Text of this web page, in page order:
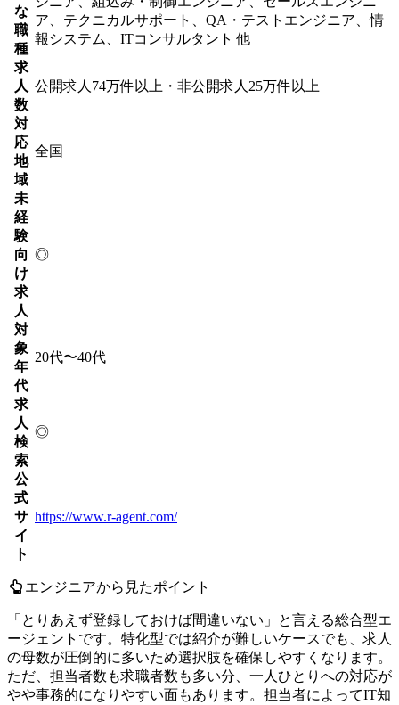
な
職
種
ア、テクニカルサポート、QA・テストエンジニア、情
報システム、ITコンサルタント 他
求
人
数
公開求人74万件以上・非公開求人25万件以上
対
応
地
域
全国
未
経
験
向
け
求
人
◎
対
象
年
代
20代〜40代
求
人
検
索
◎
公
式
サ
イ
ト
https://www.r-agent.com/
エンジニアから見たポイント
「とりあえず登録しておけば間違いない」と言える総合型エ
ージェントです。特化型では紹介が難しいケースでも、求人
の母数が圧倒的に多いため選択肢を確保しやすくなります。
ただ、担当者数も求職者数も多い分、一人ひとりへの対応が
やや事務的になりやすい面もあります。担当者によってIT知